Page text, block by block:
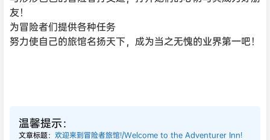
友！
为冒险者们提供各种任务
努力使自己的旅馆名扬天下，成为当之无愧的业界第一吧！
温馨提示：
文章标题： 欢迎来到冒险者旅馆!/Welcome to the Adventurer Inn!